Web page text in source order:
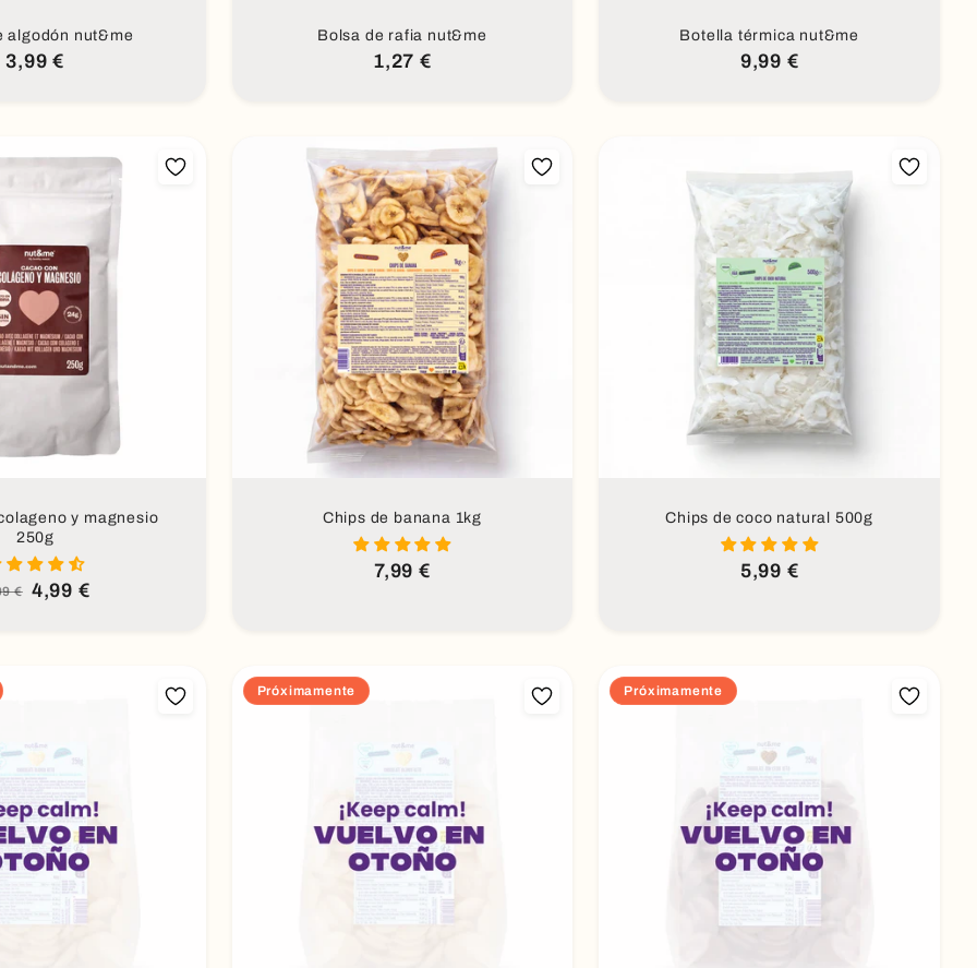
algodón nut&me
Precio
habitual
3,99 €
Bolsa de rafia nut&me
Precio
habitual
1,27 €
Botella térmica nut&me
Precio
habitual
9,99 €
y magnesio
250g
€ 4,99 €
al carrito
Chips de banana 1kg
Precio
habitual
7,99 €
Añadir al carrito
Chips de coco natural 500g
Precio
habitual
5,99 €
Añadir al carrito
Próximamente Próximamente